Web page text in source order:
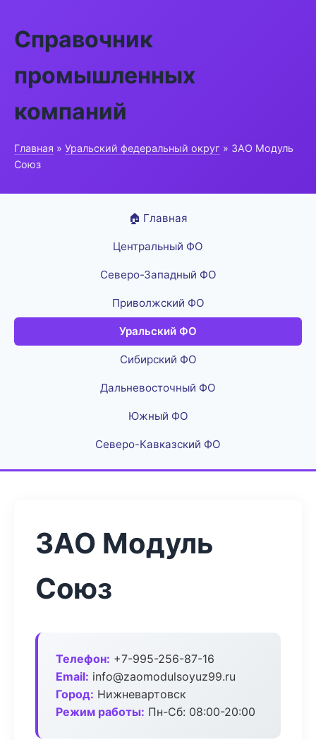
Справочник
промышленных
компаний
Главная » Уральский федеральный округ » ЗАО Модуль
Союз
🏠 Главная
Центральный ФО
Северо-Западный ФО
Приволжский ФО
Уральский ФО
Сибирский ФО
Дальневосточный ФО
Южный ФО
Северо-Кавказский ФО
ЗАО Модуль
Союз
Телефон: +7-995-256-87-16
Email: info@zaomodulsoyuz99.ru
Город: Нижневартовск
Режим работы: Пн-Сб: 08:00-20:00